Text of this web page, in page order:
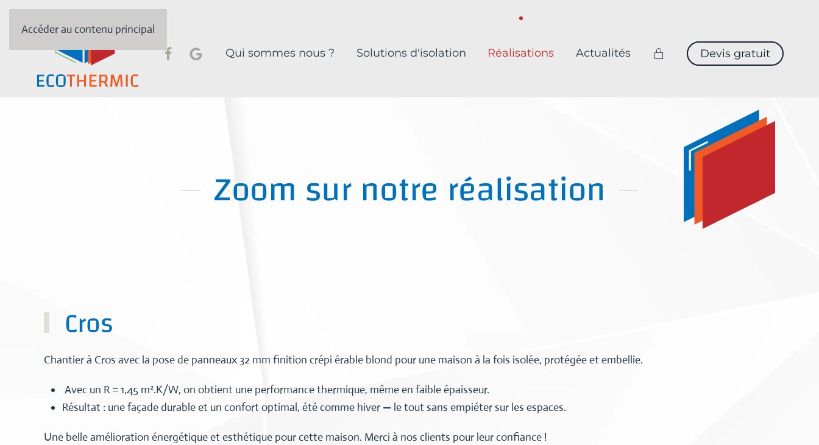
Accéder au contenu principal
Qui sommes nous ?
Solutions d'isolation Réalisations Actualités Devis gratuit
Zoom sur notre réalisation
Cros
Chantier à Cros avec la pose de panneaux 32 mm finition crépi érable blond pour une maison à la fois isolée, protégée et embellie.
Avec un R = 1,45 m².K/W, on obtient une performance thermique, même en faible épaisseur.
Résultat : une façade durable et un confort optimal, été comme hiver — le tout sans empiéter sur les espaces.
Une belle amélioration énergétique et esthétique pour cette maison. Merci à nos clients pour leur confiance !